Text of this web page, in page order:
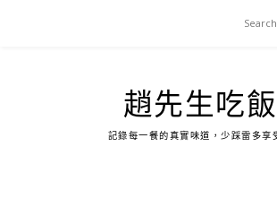
趙先生吃飯
記錄每一餐的真實味道，少踩雷多享